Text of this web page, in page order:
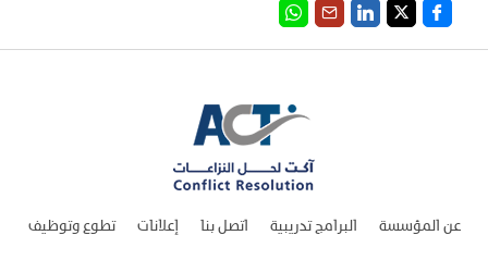
عن المؤسسة البرامج تدريبية اتصل بنا إعلانات تطوع وتوظيف